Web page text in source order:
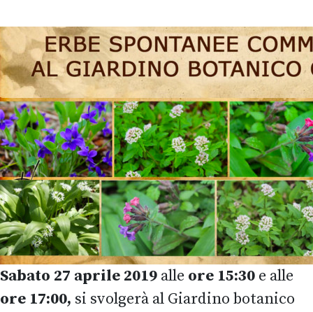
Sabato 27 aprile 2019 alle ore 15:30 e alle
ore 17:00, si svolgerà al Giardino botanico